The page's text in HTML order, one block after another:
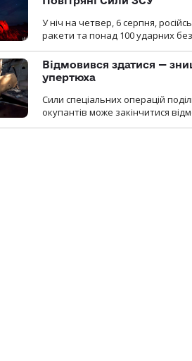
У ніч на четвер, 6 серпня,
ракети та понад 100 ударних
Відмовився здатися —
упертюха
Сили спеціальних операцій
окупантів може закінчитися